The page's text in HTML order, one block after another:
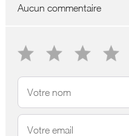
Aucun commentaire